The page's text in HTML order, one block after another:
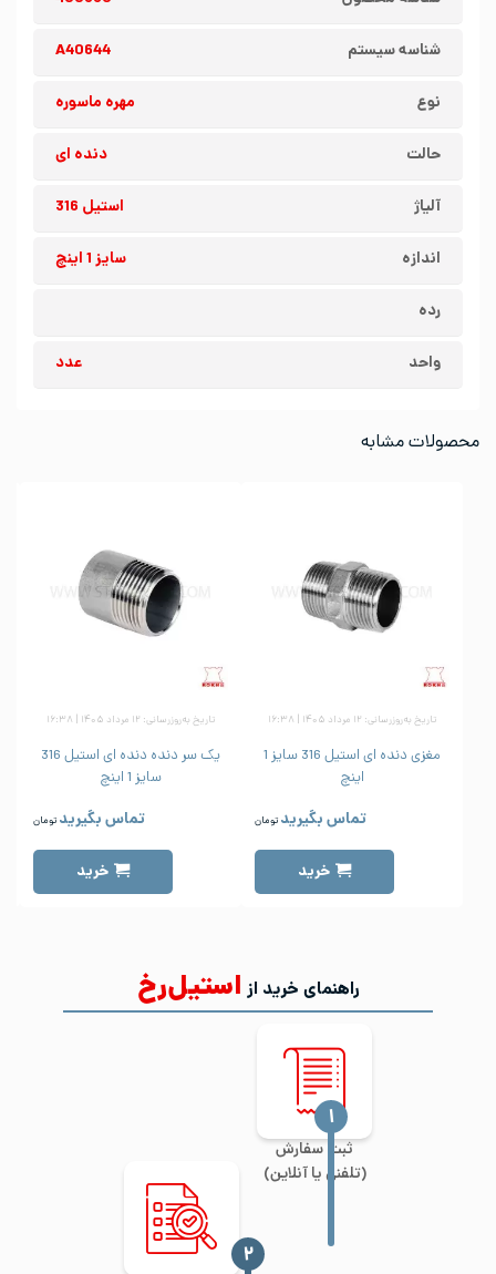
شناسه سیستم A40644
نوع مهره ماسوره
حالت دنده ای
آلیاژ استیل 316
اندازه سایز 1 اینچ
رده
واحد عدد
محصولات مشابه
تاریخ به‌روزرسانی: ۱۲ مرداد ۱۴۰۵ | ۱۶:۳۸
مغزی دنده ای استیل 316 سایز 1
اینچ
تماس بگیرید تومان
خرید
تاریخ به‌روزرسانی: ۱۲ مرداد ۱۴۰۵ | ۱۶:۳۸
یک سر دنده دنده ای استیل 316
سایز 1 اینچ
تماس بگیرید تومان
خرید
راهنمای خرید از استیل‌رخ
ثبت سفارش
(تلفنی یا آنلاین)
‍۱
‍۲